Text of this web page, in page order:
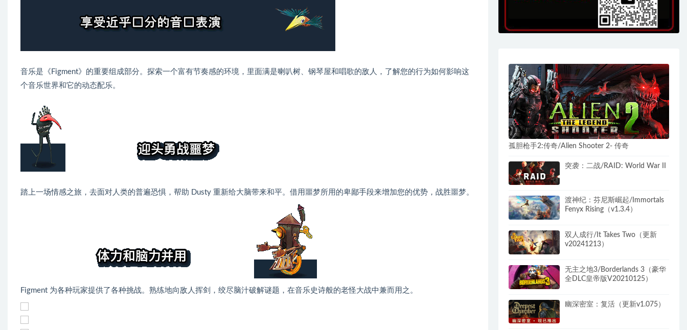
音乐是《Figment》的重要组成部分。探索一个富有节奏感的环境，里面满是喇叭树、钢琴屋和唱歌的敌人，了解您的行为如何影响这
个音乐世界和它的动态配乐。
踏上一场情感之旅，去面对人类的普遍恐惧，帮助 Dusty 重新给大脑带来和平。借用噩梦所用的卑鄙手段来增加您的优势，战胜噩梦。
Figment 为各种玩家提供了各种挑战。熟练地向敌人挥剑，绞尽脑汁破解谜题，在音乐史诗般的老怪大战中兼而用之。
孤胆枪手2:传奇/Alien Shooter 2- 传奇
突袭：二战/RAID: World War II
渡神纪：芬尼斯崛起/Immortals
Fenyx Rising（v1.3.4）
双人成行/It Takes Two（更新
v20241213）
无主之地3/Borderlands 3（豪华
全DLC皇帝版V20210125）
幽深密室：复活（更新v1.075）